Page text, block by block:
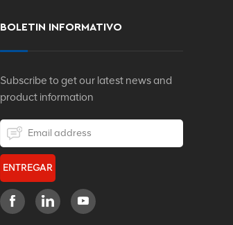
BOLETIN INFORMATIVO
Subscribe to get our latest news and
product information
ENTREGAR